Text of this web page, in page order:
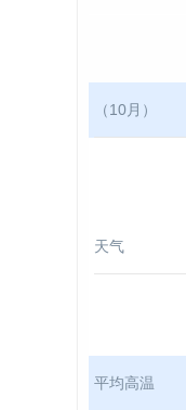
（10月）
天气
平均高温